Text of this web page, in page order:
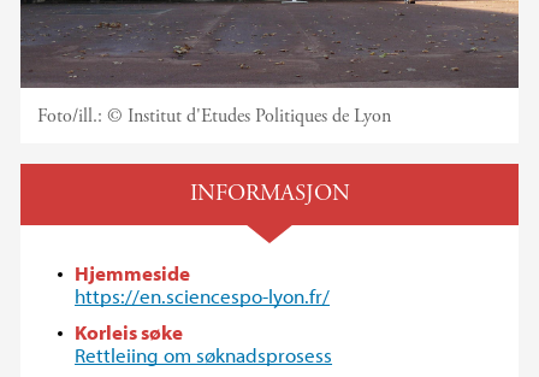
Foto/ill.: © Institut d'Etudes Politiques de Lyon
INFORMASJON
Hjemmeside
https://en.sciencespo-lyon.fr/
Korleis søke
Rettleiing om søknadsprosess